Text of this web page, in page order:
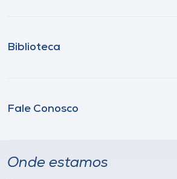
Biblioteca
Fale Conosco
Onde estamos